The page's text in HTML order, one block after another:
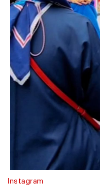
Instagram